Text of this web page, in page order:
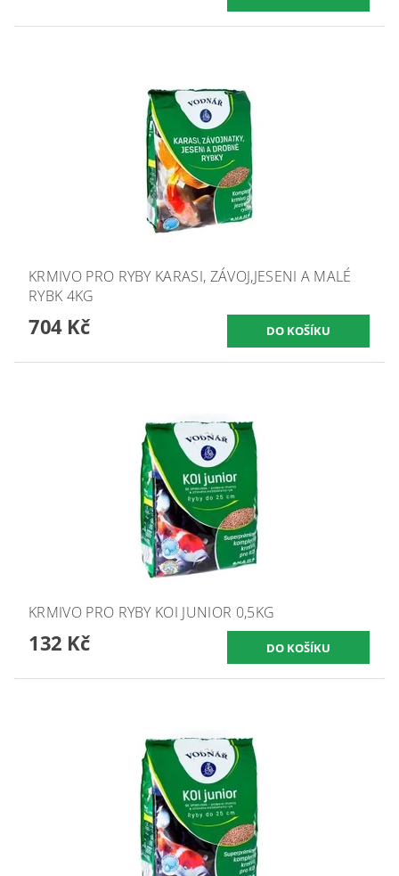
KRMIVO PRO RYBY KARASI, ZÁVOJ,JESENI A MALÉ
RYBK 4KG
704 Kč
KRMIVO PRO RYBY KOI JUNIOR 0,5KG
132 Kč